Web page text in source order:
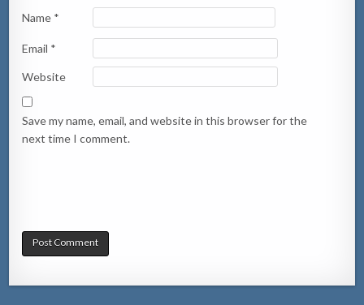
Name *
Email *
Website
Save my name, email, and website in this browser for the
next time I comment.